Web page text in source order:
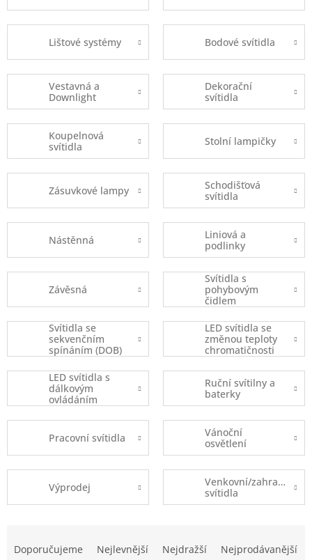
Lištové systémy Bodové svítidla
Vestavná a
Downlight
Dekorační
svítidla
Koupelnová
svítidla
Stolní lampičky
Zásuvkové lampy
Schodišťová
svítidla
Nástěnná
Liniová a
podlinky
Závěsná
Svítidla s
pohybovým
čidlem
Svítidla se
sekvenčním
spínáním (DOB)
LED svítidla se
změnou teploty
chromatičnosti
LED svítidla s
dálkovým
ovládáním
Ruční svítilny a
baterky
Pracovní svítidla
Vánoční
osvětlení
Výprodej
Venkovní/zahradní
svítidla
aDoporučujeme Nejlevnější Nejdražší Nejprodávanější